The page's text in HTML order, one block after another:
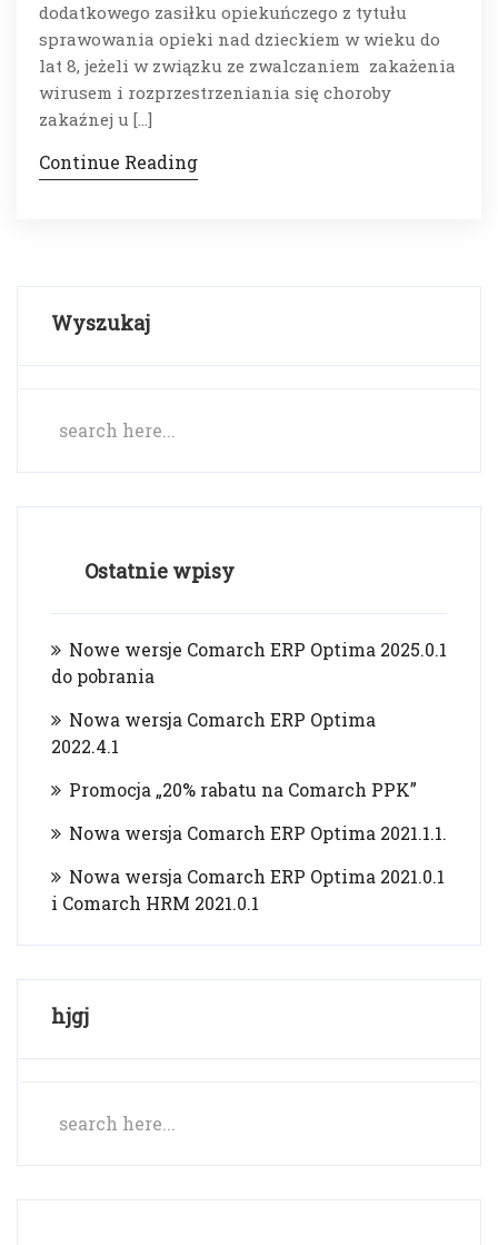
dodatkowego zasiłku opiekuńczego z tytułu
sprawowania opieki nad dzieckiem w wieku do
lat 8, jeżeli w związku ze zwalczaniem zakażenia
wirusem i rozprzestrzeniania się choroby
zakaźnej u […]
Continue Reading
Wyszukaj
Ostatnie wpisy
Nowe wersje Comarch ERP Optima 2025.0.1
do pobrania
Nowa wersja Comarch ERP Optima
2022.4.1
Promocja „20% rabatu na Comarch PPK”
Nowa wersja Comarch ERP Optima 2021.1.1.
Nowa wersja Comarch ERP Optima 2021.0.1
i Comarch HRM 2021.0.1
hjgj